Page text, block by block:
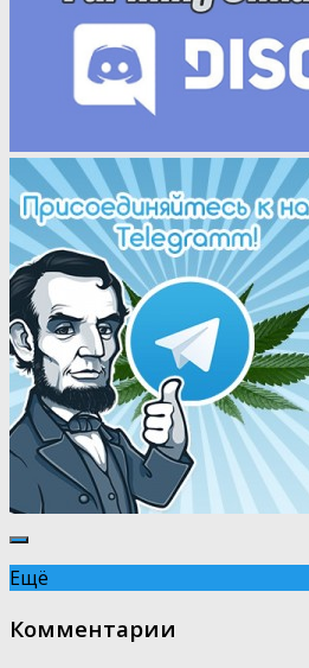
Ещё
Комментарии